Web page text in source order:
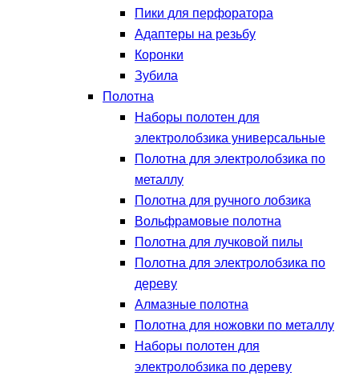
Пики для перфоратора
Адаптеры на резьбу
Коронки
Зубила
Полотна
Наборы полотен для
электролобзика универсальные
Полотна для электролобзика по
металлу
Полотна для ручного лобзика
Вольфрамовые полотна
Полотна для лучковой пилы
Полотна для электролобзика по
дереву
Алмазные полотна
Полотна для ножовки по металлу
Наборы полотен для
электролобзика по дереву